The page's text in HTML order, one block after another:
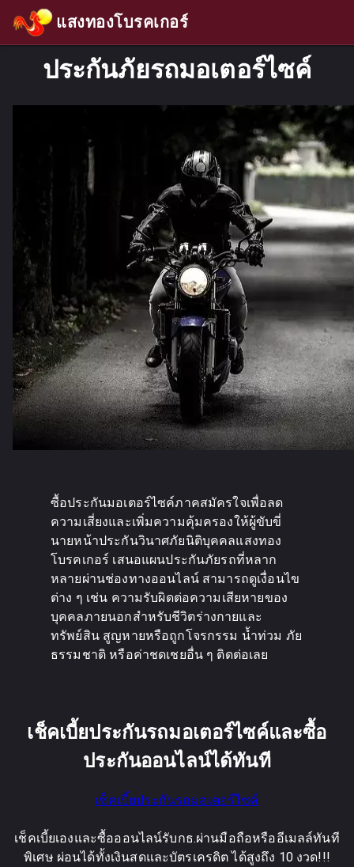
แสงทองโบรคเกอร์
ประกันภัยรถมอเตอร์ไซค์
ซื้อประกันมอเตอร์ไซค์ภาคสมัครใจเพื่อลด
ความเสี่ยงและเพิ่มความคุ้มครองให้ผู้ขับขี่
นายหน้าประกันวินาศภัยนิติบุคคลแสงทอง
โบรคเกอร์ เสนอแผนประกันภัยรถที่หลาก
หลายผ่านช่องทางออนไลน์ สามารถดูเงื่อนไข
ต่าง ๆ เช่น ความรับผิดต่อความเสียหายของ
บุคคลภายนอกสำหรับชีวิตร่างกายและ
ทรัพย์สิน สูญหายหรือถูกโจรกรรม น้ำท่วม ภัย
ธรรมชาติ หรือค่าชดเชยอื่น ๆ ติดต่อเลย
เช็คเบี้ยประกันรถมอเตอร์ไซค์และซื้อ
ประกันออนไลน์ได้ทันที
เช็คเบี้ยประกันรถมอเตอร์ไซค์
เช็คเบี้ยเองและซื้อออนไลน์รับกธ.ผ่านมือถือหรืออีเมลล์ทันที
พิเศษ ผ่อนได้ทั้งเงินสดและบัตรเครดิต ได้สูงถึง 10 งวด!!!